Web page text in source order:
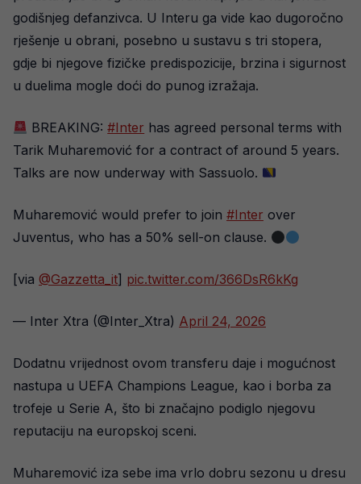
godišnjeg defanzivca. U Interu ga vide kao dugoročno
rješenje u obrani, posebno u sustavu s tri stopera,
gdje bi njegove fizičke predispozicije, brzina i sigurnost
u duelima mogle doći do punog izražaja.
BREAKING:#Inter has agreed personal terms with
Tarik Muharemović for a contract of around 5 years.
Talks are now underway with Sassuolo.
Muharemović would prefer to join #Inter over
Juventus, who has a 50% sell-on clause.
[via @Gazzetta_it] pic.twitter.com/366DsR6kKg
— Inter Xtra (@Inter_Xtra) April 24, 2026
Dodatnu vrijednost ovom transferu daje i mogućnost
nastupa u UEFA Champions League, kao i borba za
trofeje u Serie A, što bi značajno podiglo njegovu
reputaciju na europskoj sceni.
Muharemović iza sebe ima vrlo dobru sezonu u dresu